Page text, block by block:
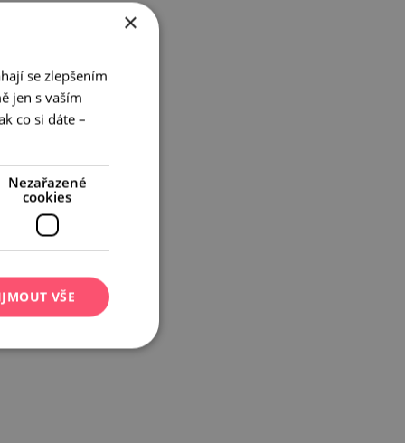
×
se zlepšením
jen s vaším
co si dáte –
Nezařazené
cookies
VŠE